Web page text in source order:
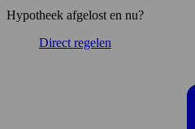
Hypotheek afgelost en nu?
Direct regelen